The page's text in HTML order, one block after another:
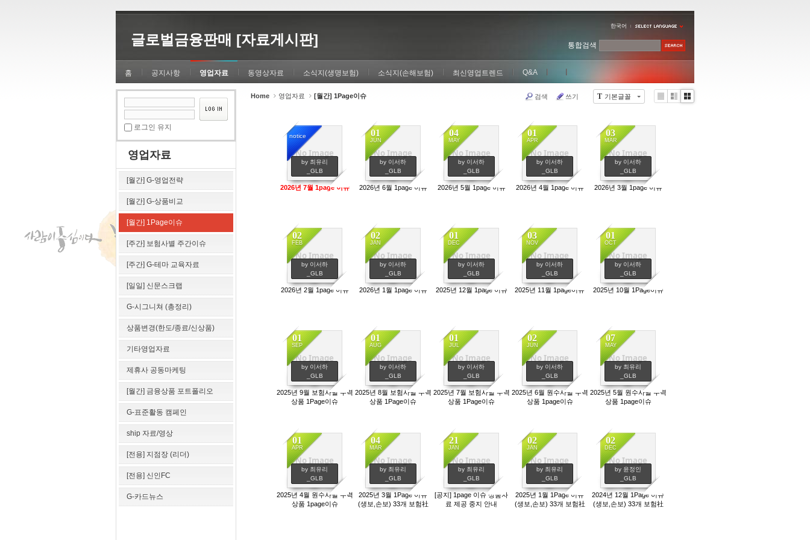
글로벌금융판매 [자료게시판]
한국어
홈 공지사항 영업자료 동영상자료 소식지(생명보험) 소식지(손해보험) 최신영업트렌드 Q&A
통합검색
로그인 유지
영업자료
[월간] G-영업전략
[월간] G-상품비교
[월간] 1Page이슈
[주간] 보험사별 주간이슈
[주간] G-테마 교육자료
[일일] 신문스크랩
G-시그니쳐 (총정리)
상품변경(한도/종료/신상품)
기타영업자료
제휴사 공동마케팅
[월간] 금융상품 포트폴리오
G-표준활동 캠페인
ship 자료/영상
[전용] 지점장 (리더)
[전용] 신인FC
G-카드뉴스
Home 영업자료 [월간] 1Page이슈 T 기본글꼴
검색 쓰기
Li
Zi
G
No Image
notice
by 최유리
_GLB
667
2026년 7월 1page 이슈
No Image
01
JUN
by 이서하
_GLB
626
2026년 6월 1page 이슈
No Image
04
MAY
by 이서하
_GLB
590
2026년 5월 1page 이슈
No Image
01
APR
by 이서하
_GLB
478
2026년 4월 1page 이슈
No Image
03
MAR
by 이서하
_GLB
386
2026년 3월 1page 이슈
No Image
02
FEB
by 이서하
_GLB
537
2026년 2월 1page 이슈
No Image
02
JAN
by 이서하
_GLB
902
2026년 1월 1page 이슈
No Image
01
DEC
by 이서하
_GLB
693
2025년 12월 1page 이슈
No Image
03
NOV
by 이서하
_GLB
756
2025년 11월 1page이슈
No Image
01
OCT
by 이서하
_GLB
668
2025년 10월 1Page이슈
No Image
01
SEP
by 이서하
_GLB
916
2025년 9월 보험사별 주력
상품 1Page이슈
No Image
01
AUG
by 이서하
_GLB
876
2025년 8월 보험사별 주력
상품 1Page이슈
No Image
01
JUL
by 이서하
_GLB
904
2025년 7월 보험사별 주력
상품 1Page이슈
No Image
02
JUN
by 이서하
_GLB
775
2025년 6월 원수사별 주력
상품 1page이슈
No Image
07
MAY
by 최유리
_GLB
646
2025년 5월 원수사별 주력
상품 1page이슈
No Image
01
APR
by 최유리
_GLB
464
2025년 4월 원수사별 주력
상품 1page이슈
No Image
04
MAR
by 최유리
_GLB
355
2025년 3월 1Page 이슈
(생보,손보) 33개 보험社
No Image
21
JAN
by 최유리
_GLB
392
[공지] 1page 이슈 상품자
료 제공 중지 안내
No Image
02
JAN
by 최유리
_GLB
761
2025년 1월 1Page 이슈
(생보,손보) 33개 보험社
No Image
02
DEC
by 윤정인
_GLB
738
2024년 12월 1Page 이슈
(생보,손보) 33개 보험社
Sketchbook5, 스케치북5
Sketchbook5, 스케치북5
Sketchbook5, 스케치북5
Sketchbook5, 스케치북5